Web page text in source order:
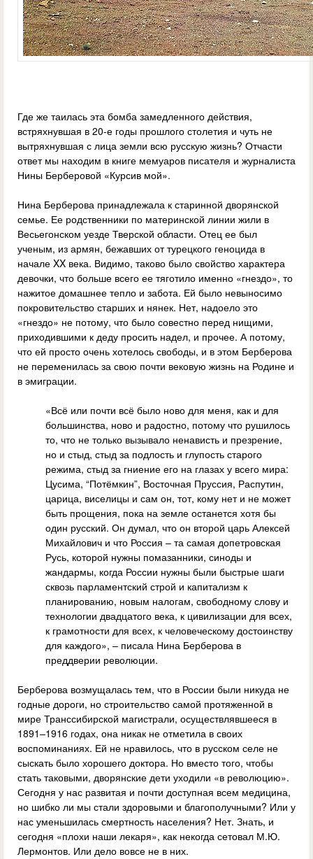
Где же таилась эта бомба замедленного действия,
встряхнувшая в 20-е годы прошлого столетия и чуть не
вытряхнувшая с лица земли всю русскую жизнь? Отчасти
ответ мы находим в книге мемуаров писателя и журналиста
Нины Берберовой «Курсив мой».
Нина Берберова принадлежала к старинной дворянской
семье. Ее родственники по материнской линии жили в
Весьегонском уезде Тверской области. Отец ее был
ученым, из армян, бежавших от турецкого геноцида в
начале XX века. Видимо, таково было свойство характера
девочки, что больше всего ее тяготило именно «гнездо», то
нажитое домашнее тепло и забота. Ей было невыносимо
покровительство старших и нянек. Нет, надоело это
«гнездо» не потому, что было совестно перед нищими,
приходившими к деду просить надел, и прочее. А потому,
что ей просто очень хотелось свободы, и в этом Берберова
не переменилась за свою почти вековую жизнь на Родине и
в эмиграции.
«Всё или почти всё было ново для меня, как и для
большинства, ново и радостно, потому что рушилось
то, что не только вызывало ненависть и презрение,
но и стыд, стыд за подлость и глупость старого
режима, стыд за гниение его на глазах у всего мира:
Цусима, “Потёмкин”, Восточная Пруссия, Распутин,
царица, виселицы и сам он, тот, кому нет и не может
быть прощения, пока на земле останется хотя бы
один русский. Он думал, что он второй царь Алексей
Михайлович и что Россия – та самая допетровская
Русь, которой нужны помазанники, синоды и
жандармы, когда России нужны были быстрые шаги
сквозь парламентский строй и капитализм к
планированию, новым налогам, свободному слову и
технологии двадцатого века, к цивилизации для всех,
к грамотности для всех, к человеческому достоинству
для каждого», – писала Нина Берберова в
преддверии революции.
Берберова возмущалась тем, что в России были никуда не
годные дороги, но строительство самой протяженной в
мире Транссибирской магистрали, осуществлявшееся в
1891–1916 годах, она никак не отметила в своих
воспоминаниях. Ей не нравилось, что в русском селе не
сыскать было хорошего доктора. Но вместо того, чтобы
стать таковыми, дворянские дети уходили «в революцию».
Сегодня у нас развитая и почти доступная всем медицина,
но шибко ли мы стали здоровыми и благополучными? Или у
нас уменьшилась смертность населения? Нет. Знать, и
сегодня «плохи наши лекаря», как некогда сетовал М.Ю.
Лермонтов. Или дело вовсе не в них.